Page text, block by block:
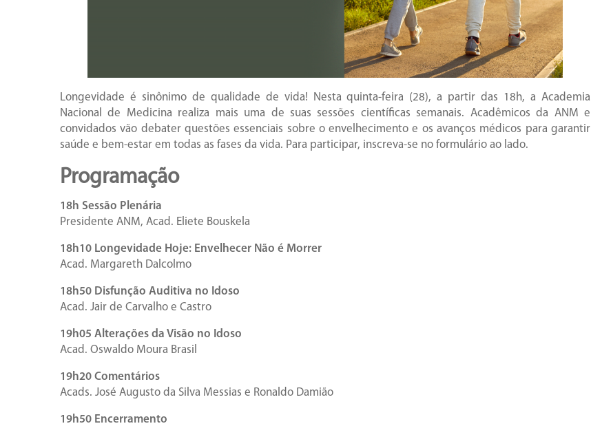
Longevidade é sinônimo de qualidade de vida! Nesta quinta-feira (28), a partir das 18h, a Academia
Nacional de Medicina realiza mais uma de suas sessões científicas semanais. Acadêmicos da ANM e
convidados vão debater questões essenciais sobre o envelhecimento e os avanços médicos para garantir
saúde e bem-estar em todas as fases da vida. Para participar, inscreva-se no formulário ao lado.
Programação
18h Sessão Plenária
Presidente ANM, Acad. Eliete Bouskela
18h10 Longevidade Hoje: Envelhecer Não é Morrer
Acad. Margareth Dalcolmo
18h50 Disfunção Auditiva no Idoso
Acad. Jair de Carvalho e Castro
19h05 Alterações da Visão no Idoso
Acad. Oswaldo Moura Brasil
19h20 Comentários
Acads. José Augusto da Silva Messias e Ronaldo Damião
19h50 Encerramento